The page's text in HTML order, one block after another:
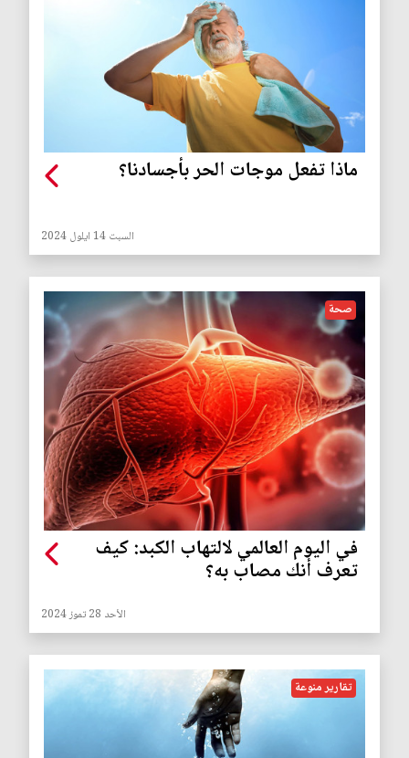
ماذا تفعل موجات الحر بأجسادنا؟
السبت 14 ايلول 2024
صحة
في اليوم العالمي لالتهاب الكبد: كيف
تعرف أنك مصاب به؟
الأحد 28 تموز 2024
تقارير منوعة